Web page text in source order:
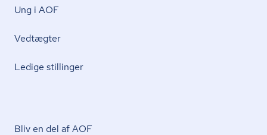
Ung i AOF
Vedtægter
Ledige stillinger
Bliv en del af AOF